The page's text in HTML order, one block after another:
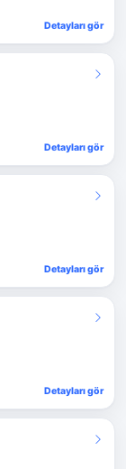
Detayları gör
Detayları gör
Detayları gör
Detayları gör